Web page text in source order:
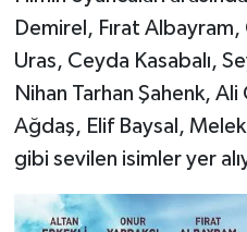
Demirel, Fırat Albayram,
Uras, Ceyda Kasabalı,
Nihan Tarhan Şahenk,
Ağdaş, Elif Baysal,
gibi sevilen isimler yer